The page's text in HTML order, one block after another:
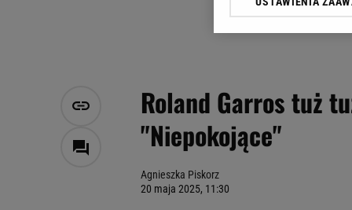
Roland Garros tuż
"Niepokojące"
Agnieszka Piskorz
20 maja 2025, 11:30
Klikając „Akceptuję”
Zaufanych Partnerów i
My, nasi Zaufani
Użycie dokładnych
Przechowywanie
badnie odbiorców i